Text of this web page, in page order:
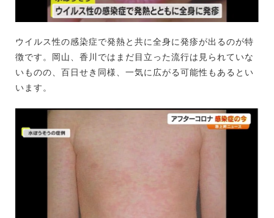
ウイルス性の感染症で発熱と共に全身に発疹が出るのが特
徴です。岡山、香川ではまだ目立った流行は見られていな
いものの、百日せき同様、一気に広がる可能性もあるとい
います。